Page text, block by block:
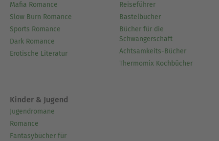
Mafia Romance
Slow Burn Romance
Sports Romance
Dark Romance
Erotische Literatur
Reiseführer
Bastelbücher
Bücher für die
Schwangerschaft
Achtsamkeits-Bücher
Thermomix Kochbücher
Kinder & Jugend
Jugendromane
Romance
Fantasybücher für